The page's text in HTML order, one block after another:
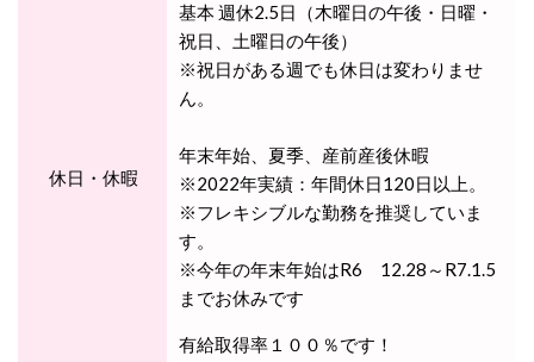
休日・休暇
基本 週休2.5日（木曜日の午後・日曜・
祝日、土曜日の午後）
※祝日がある週でも休日は変わりませ
ん。
年末年始、夏季、産前産後休暇
※2022年実績：年間休日120日以上。
※フレキシブルな勤務を推奨していま
す。
※今年の年末年始はR6 12.28～R7.1.5
までお休みです
有給取得率１００％です！